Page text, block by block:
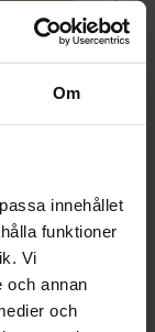
Om
innehållet
funktioner
Vi
och annan
och
Gris -
4-pack